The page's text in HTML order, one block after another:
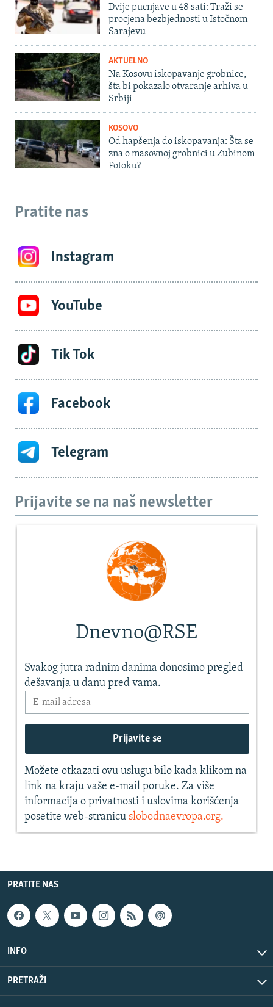
Dvije pucnjave u 48 sati: Traži se
procjena bezbjednosti u Istočnom
Sarajevu
AKTUELNO
Na Kosovu iskopavanje grobnice,
šta bi pokazalo otvaranje arhiva u
Srbiji
KOSOVO
Od hapšenja do iskopavanja: Šta se
zna o masovnoj grobnici u Zubinom
Potoku?
Pratite nas
Instagram
YouTube
Tik Tok
Facebook
Telegram
Prijavite se na naš newsletter
PRATITE NAS
INFO
PRETRAŽI